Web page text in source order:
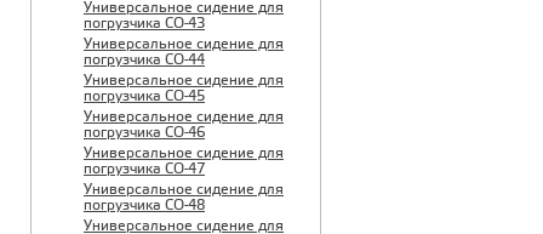
Универсальное сидение для
погрузчика CO-43
Универсальное сидение для
погрузчика CO-44
Универсальное сидение для
погрузчика CO-45
Универсальное сидение для
погрузчика CO-46
Универсальное сидение для
погрузчика CO-47
Универсальное сидение для
погрузчика CO-48
Универсальное сидение для